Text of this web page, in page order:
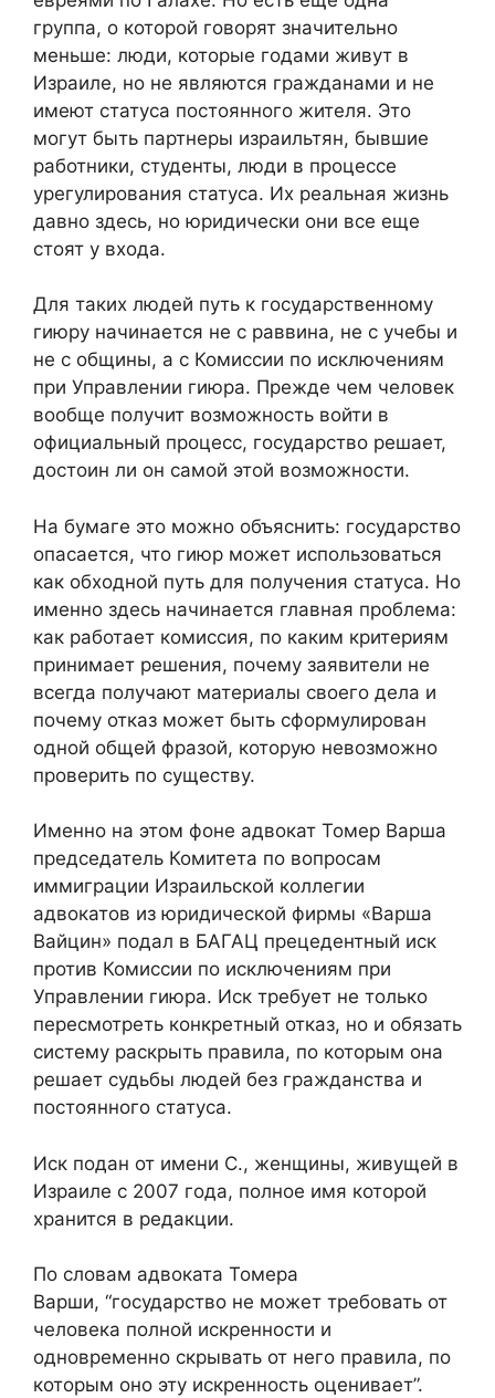
группа, о которой говорят значительно
меньше: люди, которые годами живут в
Израиле, но не являются гражданами и не
имеют статуса постоянного жителя. Это
могут быть партнеры израильтян, бывшие
работники, студенты, люди в процессе
урегулирования статуса. Их реальная жизнь
давно здесь, но юридически они все еще
стоят у входа.
Для таких людей путь к государственному
гиюру начинается не с раввина, не с учебы и
не с общины, а с Комиссии по исключениям
при Управлении гиюра. Прежде чем человек
вообще получит возможность войти в
официальный процесс, государство решает,
достоин ли он самой этой возможности.
На бумаге это можно объяснить: государство
опасается, что гиюр может использоваться
как обходной путь для получения статуса. Но
именно здесь начинается главная проблема:
как работает комиссия, по каким критериям
принимает решения, почему заявители не
всегда получают материалы своего дела и
почему отказ может быть сформулирован
одной общей фразой, которую невозможно
проверить по существу.
Именно на этом фоне адвокат Томер Варша
председатель Комитета по вопросам
иммиграции Израильской коллегии
адвокатов из юридической фирмы «Варша
Вайцин» подал в БАГАЦ прецедентный иск
против Комиссии по исключениям при
Управлении гиюра. Иск требует не только
пересмотреть конкретный отказ, но и обязать
систему раскрыть правила, по которым она
решает судьбы людей без гражданства и
постоянного статуса.
Иск подан от имени С., женщины, живущей в
Израиле с 2007 года, полное имя которой
хранится в редакции.
По словам адвоката Томера
Варши, “государство не может требовать от
человека полной искренности и
одновременно скрывать от него правила, по
которым оно эту искренность оценивает”.